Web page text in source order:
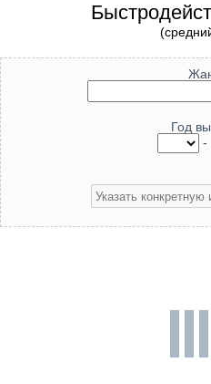
Год
-